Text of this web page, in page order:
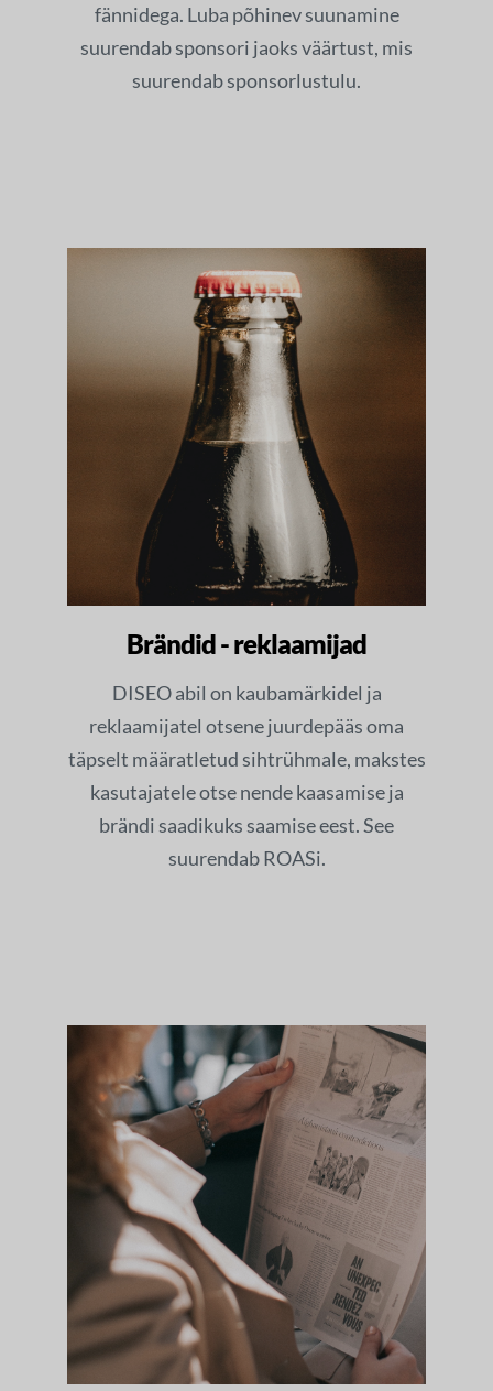
fännidega. Luba põhinev suunamine
suurendab sponsori jaoks väärtust, mis
suurendab sponsorlustulu.
Brändid - reklaamijad
DISEO abil on kaubamärkidel ja
reklaamijatel otsene juurdepääs oma
täpselt määratletud sihtrühmale, makstes
kasutajatele otse nende kaasamise ja
brändi saadikuks saamise eest. See
suurendab ROASi.